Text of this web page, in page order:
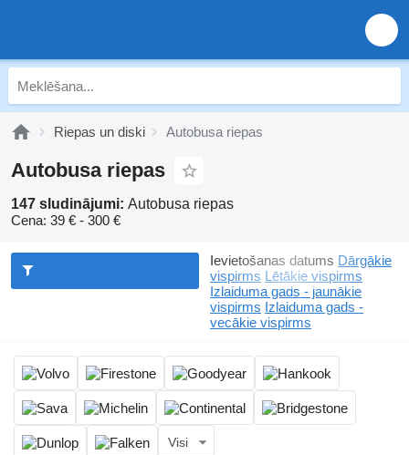
Riepas un diski Autobusa riepas
Autobusa riepas
147 sludinājumi: Autobusa riepas
Cena: 39 € - 300 €
Ievietošanas datums Dārgākie
vispirms Lētākie vispirms
Izlaiduma gads - jaunākie
vispirms Izlaiduma gads -
vecākie vispirms
Visi